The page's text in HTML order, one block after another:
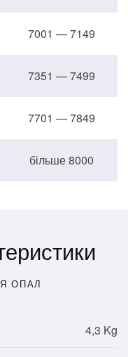
7001 — 7149
7351 — 7499
7701 — 7849
більше 8000
ОПАЛ
4,3 Kg